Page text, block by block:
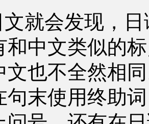
就会发现，
和中文类似的
文也不全然相
句末使用终助